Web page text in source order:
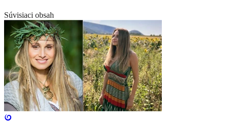
Súvisiaci obsah